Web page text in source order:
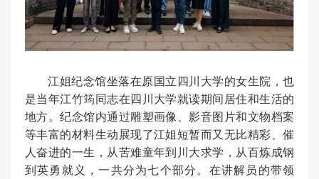
江姐纪念馆坐落在原国立四川大学的女生院，也
是当年江竹筠同志在四川大学就读期间居住和生活的
地方。纪念馆内通过雕塑画像、影音图片和文物档案
等丰富的材料生动展现了江姐短暂而又无比精彩、催
人奋进的一生，从苦难童年到川大求学，从百炼成钢
到英勇就义，一共分为七个部分。在讲解员的带领